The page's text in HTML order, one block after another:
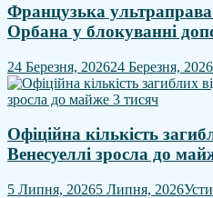
Французька
Орбана у блокуванні
24 Березня, 202624 Березня, 2026
Офіційна кількість
Венесуеллі зросла до
5 Липня, 20265 Липня, 2026